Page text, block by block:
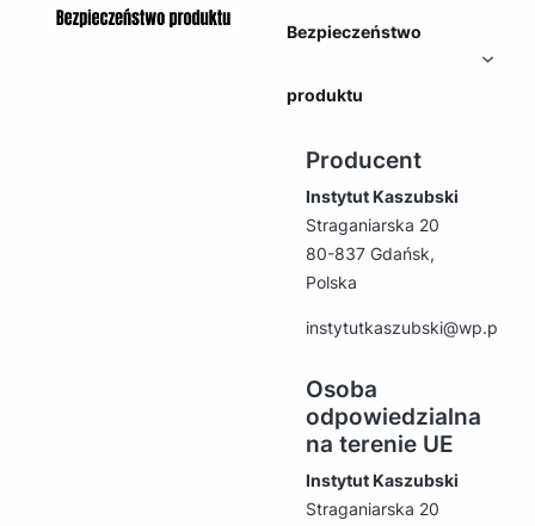
Bezpieczeństwo
produktu
Producent
Instytut Kaszubski
Straganiarska 20
80-837 Gdańsk,
Polska
instytutkaszubski@wp.pl
Osoba
odpowiedzialna
na terenie UE
Instytut Kaszubski
Straganiarska 20